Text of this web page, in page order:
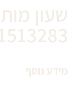
מידע נוסף